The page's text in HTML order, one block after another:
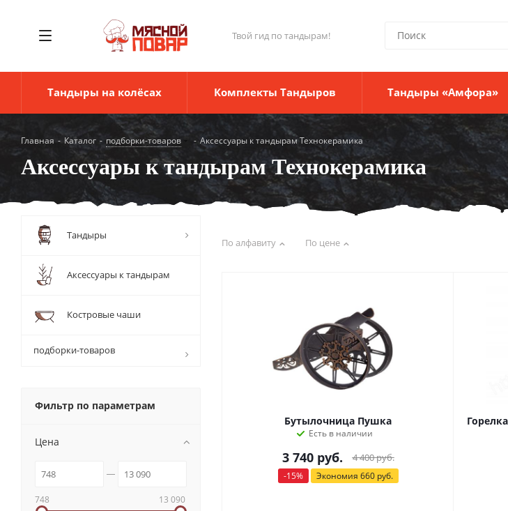
Твой гид по тандырам!
Тандыры на колёсах Комплекты Тандыров Тандыры «Амфора»
Главная - Каталог - подборки-товаров - Аксессуары к тандырам Технокерамика
Аксессуары к тандырам Технокерамика
По алфавиту По цене
Бутылочница Пушка
Есть в наличии
3 740руб. 4 400руб.
-15% Экономия 660руб.
Тандыры
Аксессуары к тандырам
Костровые чаши
подборки-товаров
Фильтр по параметрам
Цена
748 13 090